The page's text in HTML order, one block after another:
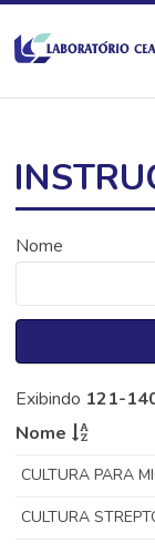
Nome
Exibindo 121-
Nome
CULTURA PARA
CULTURA